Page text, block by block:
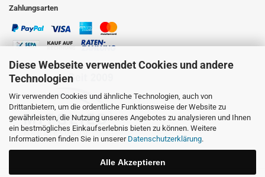
Diese Webseite verwendet Cookies und andere
Technologien
Wir verwenden Cookies und ähnliche Technologien, auch von
Drittanbietern, um die ordentliche Funktionsweise der Website zu
gewährleisten, die Nutzung unseres Angebotes zu analysieren und Ihnen
ein bestmögliches Einkaufserlebnis bieten zu können. Weitere
Informationen finden Sie in unserer Datenschutzerklärung.
Alle Akzeptieren
Zahlungsarten